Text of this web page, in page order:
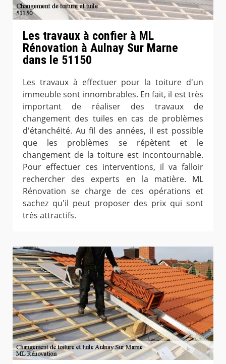
Les travaux à confier à ML
Rénovation à Aulnay Sur Marne
dans le 51150
Les travaux à effectuer pour la toiture d'un
immeuble sont innombrables. En fait, il est très
important de réaliser des travaux de
changement des tuiles en cas de problèmes
d'étanchéité. Au fil des années, il est possible
que les problèmes se répètent et le
changement de la toiture est incontournable.
Pour effectuer ces interventions, il va falloir
rechercher des experts en la matière. ML
Rénovation se charge de ces opérations et
sachez qu'il peut proposer des prix qui sont
très attractifs.